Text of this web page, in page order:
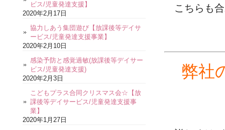
こちらも
弊社
ビス/児童発達支援】
2020年2月17日
協力しあう集団遊び【放課後等デイサ
ービス/児童発達支援事業】
2020年2月10日
感染予防と感覚過敏(放課後等デイサー
ビス/児童発達支援)
2020年2月3日
こどもプラス合同クリスマス会☆【放
課後等デイサービス/児童発達支援事
業】
2020年1月27日